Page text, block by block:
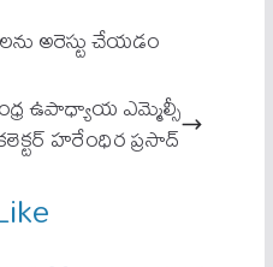
అరెస్టు చేయ‌డం
ఉపాధ్యాయ ఎమ్మెల్సీ
హ‌రేంధిర ప్ర‌సాద్